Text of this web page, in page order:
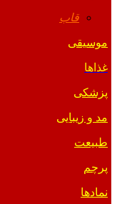
قاب
موسیقی
غذاها
پزشکی
مد و زیبایی
طبیعت
پرچم
نمادها